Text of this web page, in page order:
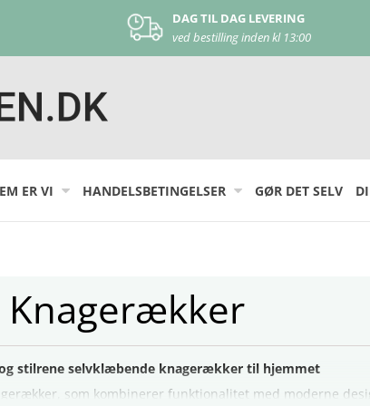
LEVERING
inden kl 13:00
KUNDE SUPPORT
kontakt os på44 22 17 44
ER VI HANDELSBETINGELSER GØR DET SELV
Knagerækker
stilrene selvklæbende knagerækker til hjemmet
som kombinerer funktionalitet med moderne